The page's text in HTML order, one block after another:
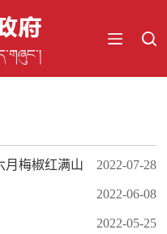
2022-07-28
月梅椒红满山
2022-06-08
2022-05-25